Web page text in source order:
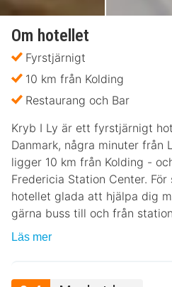
Om hotellet
Fyrstjärnigt
10 km från Kolding
Restaurang och Bar
Kryb I Ly är ett fyrstjärnigt
Danmark, några minuter
ligger 10 km från Kolding -
Fredericia Station Center.
hotellet glada att hjälpa dig
gärna buss till och från
Läs mer